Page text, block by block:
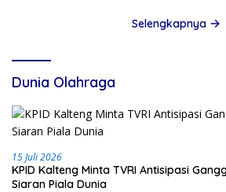
Selengkapnya
Dunia Olahraga
15 Juli 2026
KPID Kalteng Minta TVRI Antisipasi
Siaran Piala Dunia